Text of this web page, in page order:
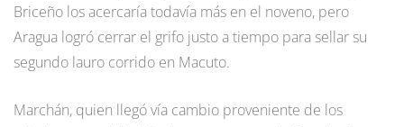
Briceño los acercaría todavía más en el noveno, pero
Aragua logró cerrar el grifo justo a tiempo para sellar su
segundo lauro corrido en Macuto.
Marchán, quien llegó vía cambio proveniente de los